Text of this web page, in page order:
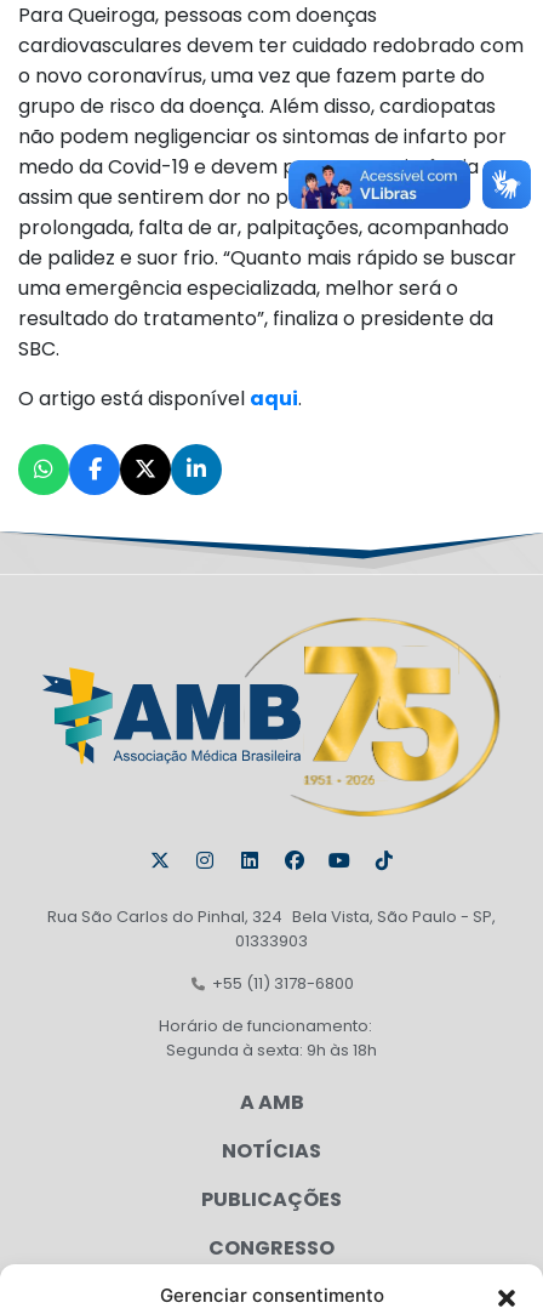
Gerenciar consentimento
Para Queiroga, pessoas com doenças
cardiovasculares devem ter cuidado redobrado com
o novo coronavírus, uma vez que fazem parte do
grupo de risco da doença. Além disso, cardiopatas
não podem negligenciar os sintomas de infarto por
medo da Covid-19 e devem procurar assistência
assim que sentirem dor no peito de duração
prolongada, falta de ar, palpitações, acompanhado
de palidez e suor frio. “Quanto mais rápido se buscar
uma emergência especializada, melhor será o
resultado do tratamento”, finaliza o presidente da
SBC.
O artigo está disponível aqui.
Rua São Carlos do Pinhal, 324 Bela Vista, São Paulo - SP,
01333903
+55 (11) 3178-6800
Horário de funcionamento:
Segunda à sexta: 9h às 18h
A AMB
NOTÍCIAS
PUBLICAÇÕES
CONGRESSO
AGENDA